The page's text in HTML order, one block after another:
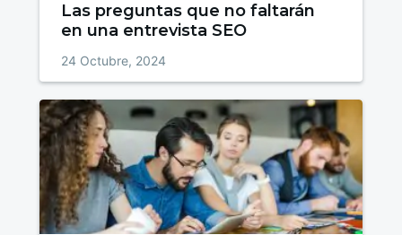
Las preguntas que no faltarán
en una entrevista SEO
24 Octubre, 2024